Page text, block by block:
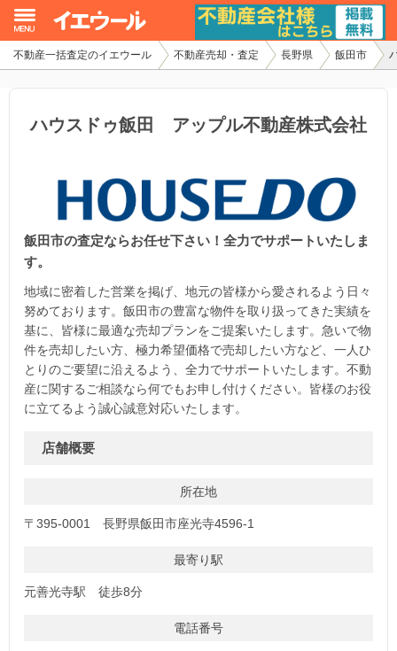
不動産一括査定のイエウール 不動産売却・査定 長野県 飯田市
ハウスドゥ飯田 アップル不動産株式会社
飯田市の査定ならお任せ下さい！全力でサポートいたしま
す。
地域に密着した営業を掲げ、地元の皆様から愛されるよう日々
努めております。飯田市の豊富な物件を取り扱ってきた実績を
基に、皆様に最適な売却プランをご提案いたします。急いで物
件を売却したい方、極力希望価格で売却したい方など、一人ひ
とりのご要望に沿えるよう、全力でサポートいたします。不動
産に関するご相談なら何でもお申し付けください。皆様のお役
に立てるよう誠心誠意対応いたします。
店舗概要
所在地
〒395-0001 長野県飯田市座光寺4596-1
最寄り駅
元善光寺駅 徒歩8分
電話番号
イエウール加盟希望の不動産会社様
不動産の売却・一括査定
家査定シミュレーター
お問い合わせ